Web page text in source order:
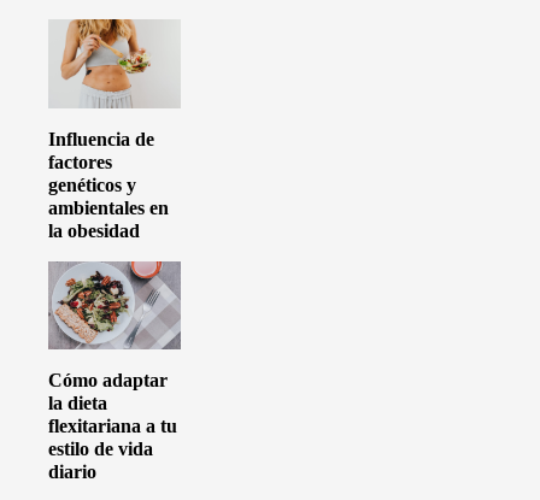
Influencia de
factores
genéticos y
ambientales en
la obesidad
Cómo adaptar
la dieta
flexitariana a tu
estilo de vida
diario